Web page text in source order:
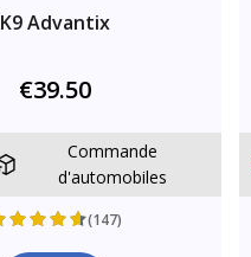
K9 Advantix
€39.50
Commande
d'automobiles
(147)